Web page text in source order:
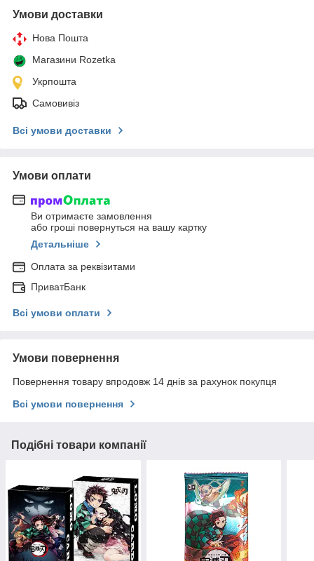
Умови доставки
Нова Пошта
Магазини Rozetka
Укрпошта
Самовивіз
Всі умови доставки
Умови оплати
Ви отримаєте замовлення
або гроші повернуться на вашу картку
Детальніше
Оплата за реквізитами
ПриватБанк
Всі умови оплати
Умови повернення
Повернення товару впродовж 14 днів за рахунок покупця
Всі умови повернення
Подібні товари компанії